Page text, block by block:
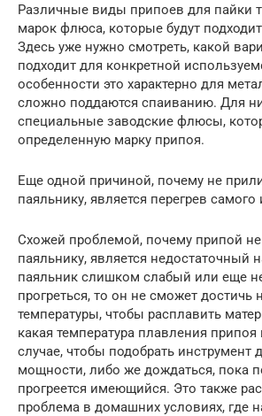
Различные виды припоев для пайки
марок флюса, которые будут
Здесь уже нужно смотреть, какой
подходит для конкретной
особенности это характерно для
сложно поддаются спаиванию. Для
специальные заводские флюсы,
определенную марку припоя.
Еще одной причиной, почему не
паяльнику, является перегрев самого
Схожей проблемой, почему припой
паяльнику, является недостаточный
паяльник слишком слабый или еще
прогреться, то он не сможет достичь
температуры, чтобы расплавить
какая температура плавления
случае, чтобы подобрать инструмент
мощности, либо же дождаться, пока
прогреется имеющийся. Это также
проблема в домашних условиях, где